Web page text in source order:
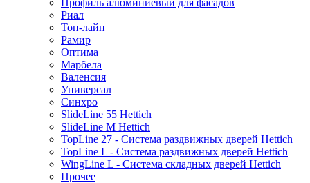
Профиль алюминиевый для фасадов
Риал
Топ-лайн
Рамир
Оптима
Марбела
Валенсия
Универсал
Синхро
SlideLine 55 Hettich
SlideLine M Hettich
TopLine 27 - Система раздвижных дверей Hettich
TopLine L - Система раздвижных дверей Hettich
WingLine L - Система складных дверей Hettich
Прочее